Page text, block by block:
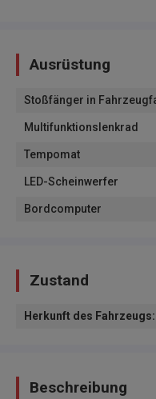
Ausrüstung
Stoßfänger in
Multifunktionslenkrad
Tempomat
LED-Scheinwerfer
Bordcomputer
Zustand
Herkunft des Fahrzeugs:
Beschreibung